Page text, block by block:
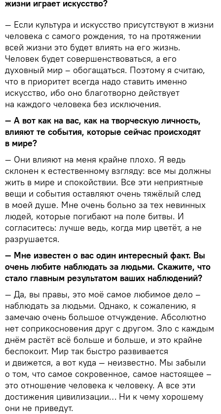
жизни играет искусство?
— Если культура и искусство присутствуют в жизни
человека с самого рождения, то на протяжении
всей жизни это будет влиять на его жизнь.
Человек будет совершенствоваться, а его
духовный мир – обогащаться. Поэтому я считаю,
что в приоритет всегда надо ставить именно
искусство, ибо оно благотворно действует
на каждого человека без исключения.
— А вот как на вас, как на творческую личность,
влияют те события, которые сейчас происходят
в мире?
— Они влияют на меня крайне плохо. Я ведь
склонен к естественному взгляду: все мы должны
жить в мире и спокойствии. Все эти неприятные
вещи и события оставляют очень тяжёлый след
в моей душе. Мне очень больно за тех невинных
людей, которые погибают на поле битвы. И
согласитесь: лучше ведь, когда мир цветёт, а не
разрушается.
— Мне известен о вас один интересный факт. Вы
очень любите наблюдать за людьми. Скажите, что
стало главным результатом ваших наблюдений?
— Да, вы правы, это моё самое любимое дело –
наблюдать за людьми. Однако, к сожалению, я
замечаю очень большое отчуждение. Абсолютно
нет соприкосновения друг с другом. Зло с каждым
днём растёт всё больше и больше, и это крайне
беспокоит. Мир так быстро развивается
и движется, а вот куда — неизвестно. Мы забыли
о том, что самое сокровенное, самое настоящее –
это отношение человека к человеку. А все эти
достижения цивилизации… Ни к чему хорошему
они не приведут.